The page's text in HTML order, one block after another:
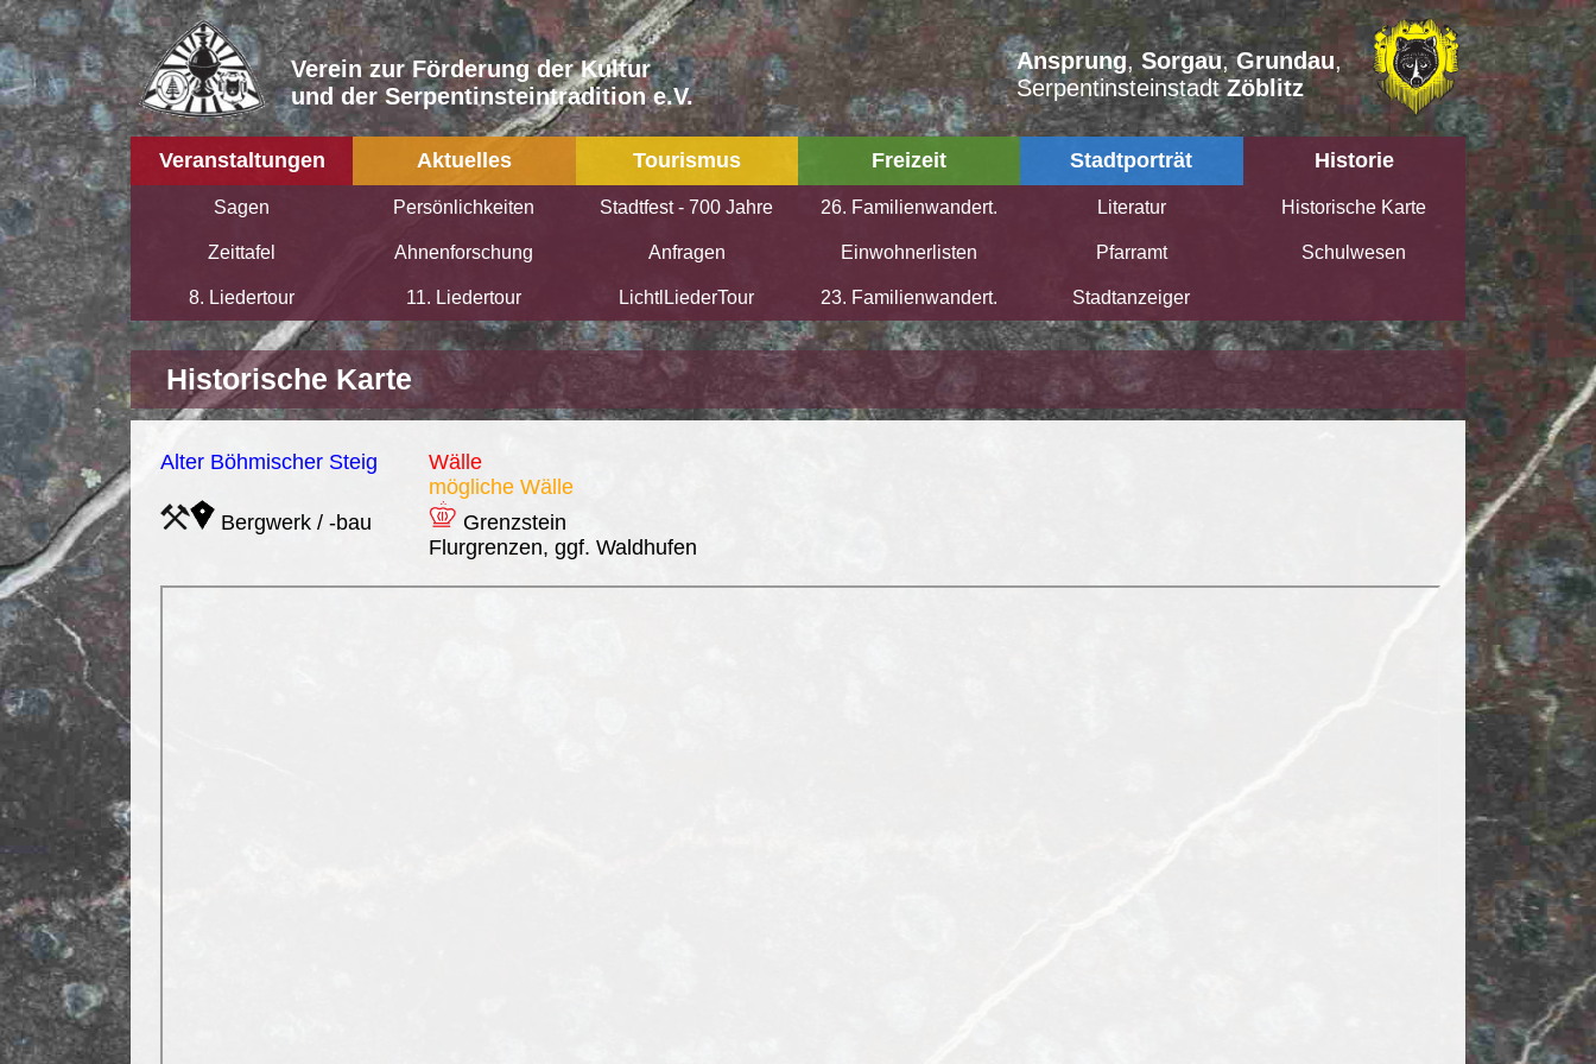
Verein zur Förderung der Kultur
und der Serpentinsteintradition e.V.
Ansprung, Sorgau,Grundau,
SerpentinsteinstadtZöblitz
Veranstaltungen Aktuelles Tourismus Freizeit Stadtporträt Historie
Sagen Persönlichkeiten Stadtfest - 700 Jahre 26. Familienwandert. Literatur Historische Karte
Zeittafel Ahnenforschung Anfragen Einwohnerlisten Pfarramt Schulwesen
8. Liedertour 11. Liedertour LichtlLiederTour 23. Familienwandert. Stadtanzeiger
Historische Karte
Alter Böhmischer Steig
Wälle
mögliche Wälle
Bergwerk / -bau
Grenzstein
Flurgrenzen, ggf. Waldhufen